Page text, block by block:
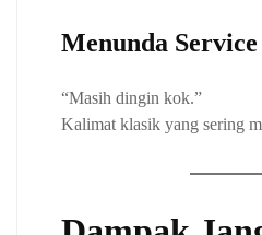
Menunda
“Masih dingin kok.”
Kalimat klasik yang sering